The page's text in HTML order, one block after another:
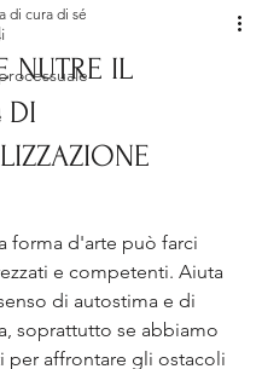
NUTRE IL
DI
di cura di sé
NaN stelle su 5.
forma d'arte può farci
e competenti. Aiuta
di autostima e di
soprattutto se abbiamo
per affrontare gli ostacoli